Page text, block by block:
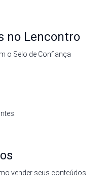
no Lencontro
o Selo de Confiança
vender seus conteúdos.